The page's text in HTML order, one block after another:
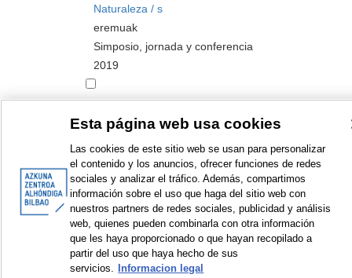
Naturaleza / s
eremuak
Simposio, jornada y conferencia
2019
< Elementos mostrados: 1 a 2 de 2 >
© Azkuna Zentroa - Alhóndiga Bilbao
Esta página web usa cookies
Las cookies de este sitio web se usan para personalizar
el contenido y los anuncios, ofrecer funciones de redes
sociales y analizar el tráfico. Además, compartimos
información sobre el uso que haga del sitio web con
nuestros partners de redes sociales, publicidad y análisis
web, quienes pueden combinarla con otra información
que les haya proporcionado o que hayan recopilado a
partir del uso que haya hecho de sus
servicios.
Informacion legal